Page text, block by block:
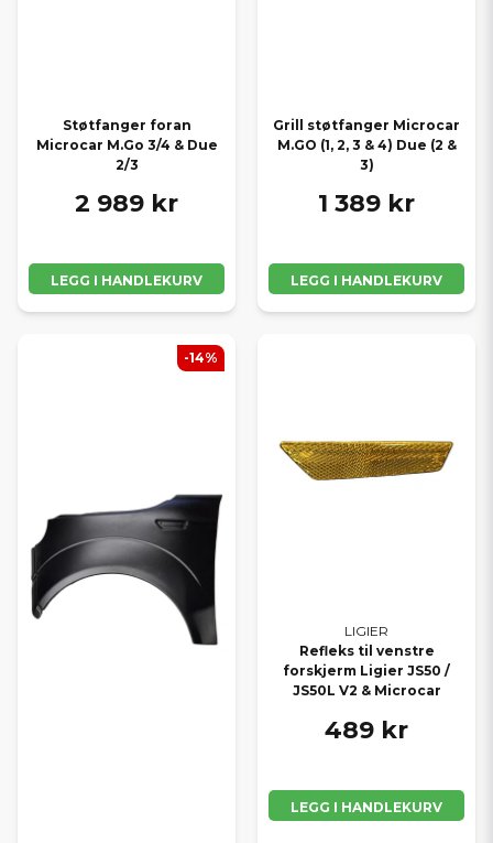
Støtfanger foran
Microcar M.Go 3/4 & Due
2/3
2 989 kr
LEGG I HANDLEKURV
Grill støtfanger Microcar
M.GO (1, 2, 3 & 4) Due (2 &
3)
1 389 kr
LEGG I HANDLEKURV
-14%
LIGIER
Refleks til venstre
forskjerm Ligier JS50 /
JS50L V2 & Microcar
489 kr
LEGG I HANDLEKURV